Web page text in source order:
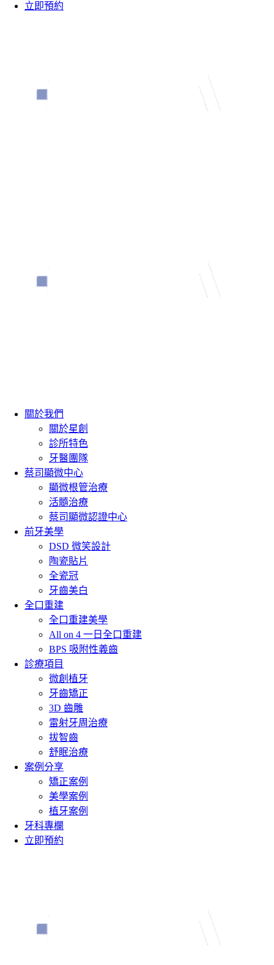
立即預約
關於我們
關於星創
診所特色
牙醫團隊
蔡司顯微中心
顯微根管治療
活髓治療
蔡司顯微認證中心
前牙美學
DSD 微笑設計
陶瓷貼片
全瓷冠
牙齒美白
全口重建
全口重建美學
All on 4 一日全口重建
BPS 吸附性義齒
診療項目
微創植牙
牙齒矯正
3D 齒雕
雷射牙周治療
拔智齒
舒眠治療
案例分享
矯正案例
美學案例
植牙案例
牙科專欄
立即預約